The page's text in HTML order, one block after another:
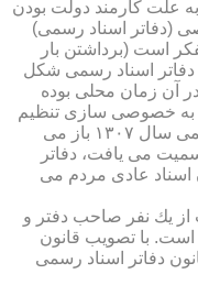
علت كارمند دولت بودن
(دفاتر اسناد رسمی)
است (برداشتن بار
اسناد رسمی شكل
آن زمان محلی بوده
به خصوصی سازی تنظیم
اسناد مراجعان، به قانون دفاتر اسناد رسمی سال ۱۳۰۷ باز می
می یافت، دفاتر
اسناد عادی مردم می
یك نفر صاحب دفتر و
است. با تصویب قانون
و املاك مصوب ۲۰/۱/۱۳۰۸، قانون دفاتر اسناد رسمی